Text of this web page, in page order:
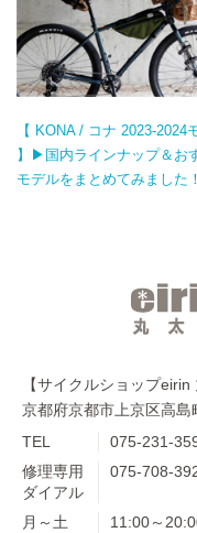
【 KONA / コナ 2023-2024
】▶国内ラインナップ＆お
モデルをまとめてみました！
【サイクルショップeirin
京都府京都市上京区高島
TEL
075-231-
修理専用
ダイアル
075-708-
月～土 11:00～